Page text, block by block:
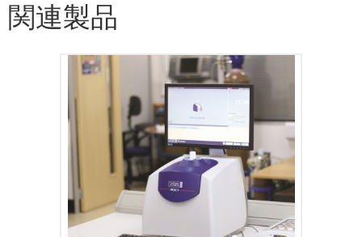
関連製品
MQC +卓上型NMRアナライザーは、さま
ざまな試料中の油、水、フッ素、固形脂肪
を測定することができ、一般的には、品質
保証と品質管理に使用されています。
MQC +を使用すると数秒から数分で分析で
きるため、大量の試料を迅速かつ効率的に
処理することができます。NMR信号は表
面だけでなく試料のすべての部分から生成
されるため、たとえ試料が不透明であって
も、より正確な測定が保証されます。
NMR測定は決して試料にダメージを与え